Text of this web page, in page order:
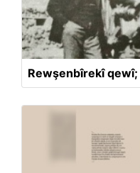
Rewşenbîrekî